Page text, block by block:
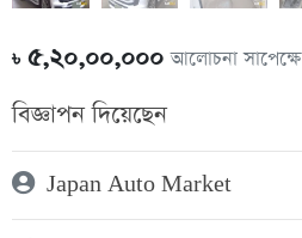
৳৫,২০,০০,০০০আলোচনা সাপেক্ষে
বিজ্ঞাপন দিয়েছেন
Japan Auto Market